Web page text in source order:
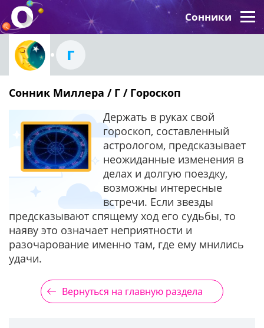
Сонники
Г
Сонник Миллера / Г / Гороскоп
Держать в руках свой
гороскоп, составленный
астрологом, предсказывает
неожиданные изменения в
делах и долгую поездку,
возможны интересные
встречи. Если звезды
предсказывают спящему ход его судьбы, то
наяву это означает неприятности и
разочарование именно там, где ему мнились
удачи.
Вернуться на главную раздела